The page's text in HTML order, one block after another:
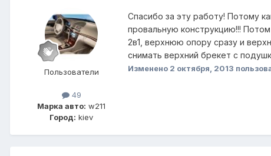
Пользователи
49
Марка авто: w211
Город: kiev
Спасибо за эту работу! Потому
провальную конструкцию!!!
2в1, верхнюю опору сразу и
снимать верхний брекет с
Изменено 2 октября, 2013